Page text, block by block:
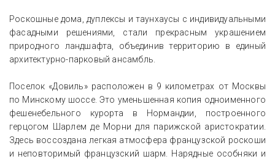
Роскошные дома, дуплексы и таунхаусы с индивидуальными
фасадными решениями, стали прекрасным украшением
природного ландшафта, объединив территорию в единый
архитектурно-парковый ансамбль.
Поселок «Довиль» расположен в 9 километрах от Москвы
по Минскому шоссе. Это уменьшенная копия одноименного
фешенебельного курорта в Нормандии, построенного
герцогом Шарлем де Морни для парижской аристократии.
Здесь воссоздана легкая атмосфера французской роскоши
и неповторимый французский шарм. Нарядные особняки и